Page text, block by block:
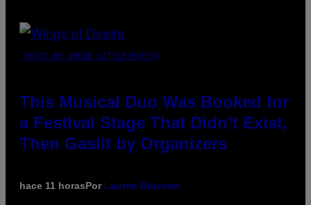
(PHOTO BY AMBER LITTLE/PRESS)
This Musical Duo Was Booked for
a Festival Stage That Didn’t Exist,
Then Gaslit by Organizers
hace 11 horasPor Lauren Boisvert